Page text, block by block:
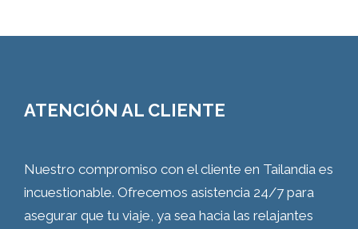
ATENCIÓN AL CLIENTE
Nuestro compromiso con el cliente en Tailandia es
incuestionable. Ofrecemos asistencia 24/7 para
asegurar que tu viaje, ya sea hacia las relajantes